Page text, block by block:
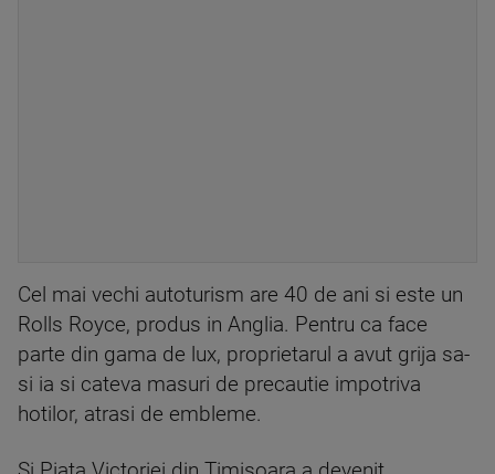
Cel mai vechi autoturism are 40 de ani si este un
Rolls Royce, produs in Anglia. Pentru ca face
parte din gama de lux, proprietarul a avut grija sa-
si ia si cateva masuri de precautie impotriva
hotilor, atrasi de embleme.